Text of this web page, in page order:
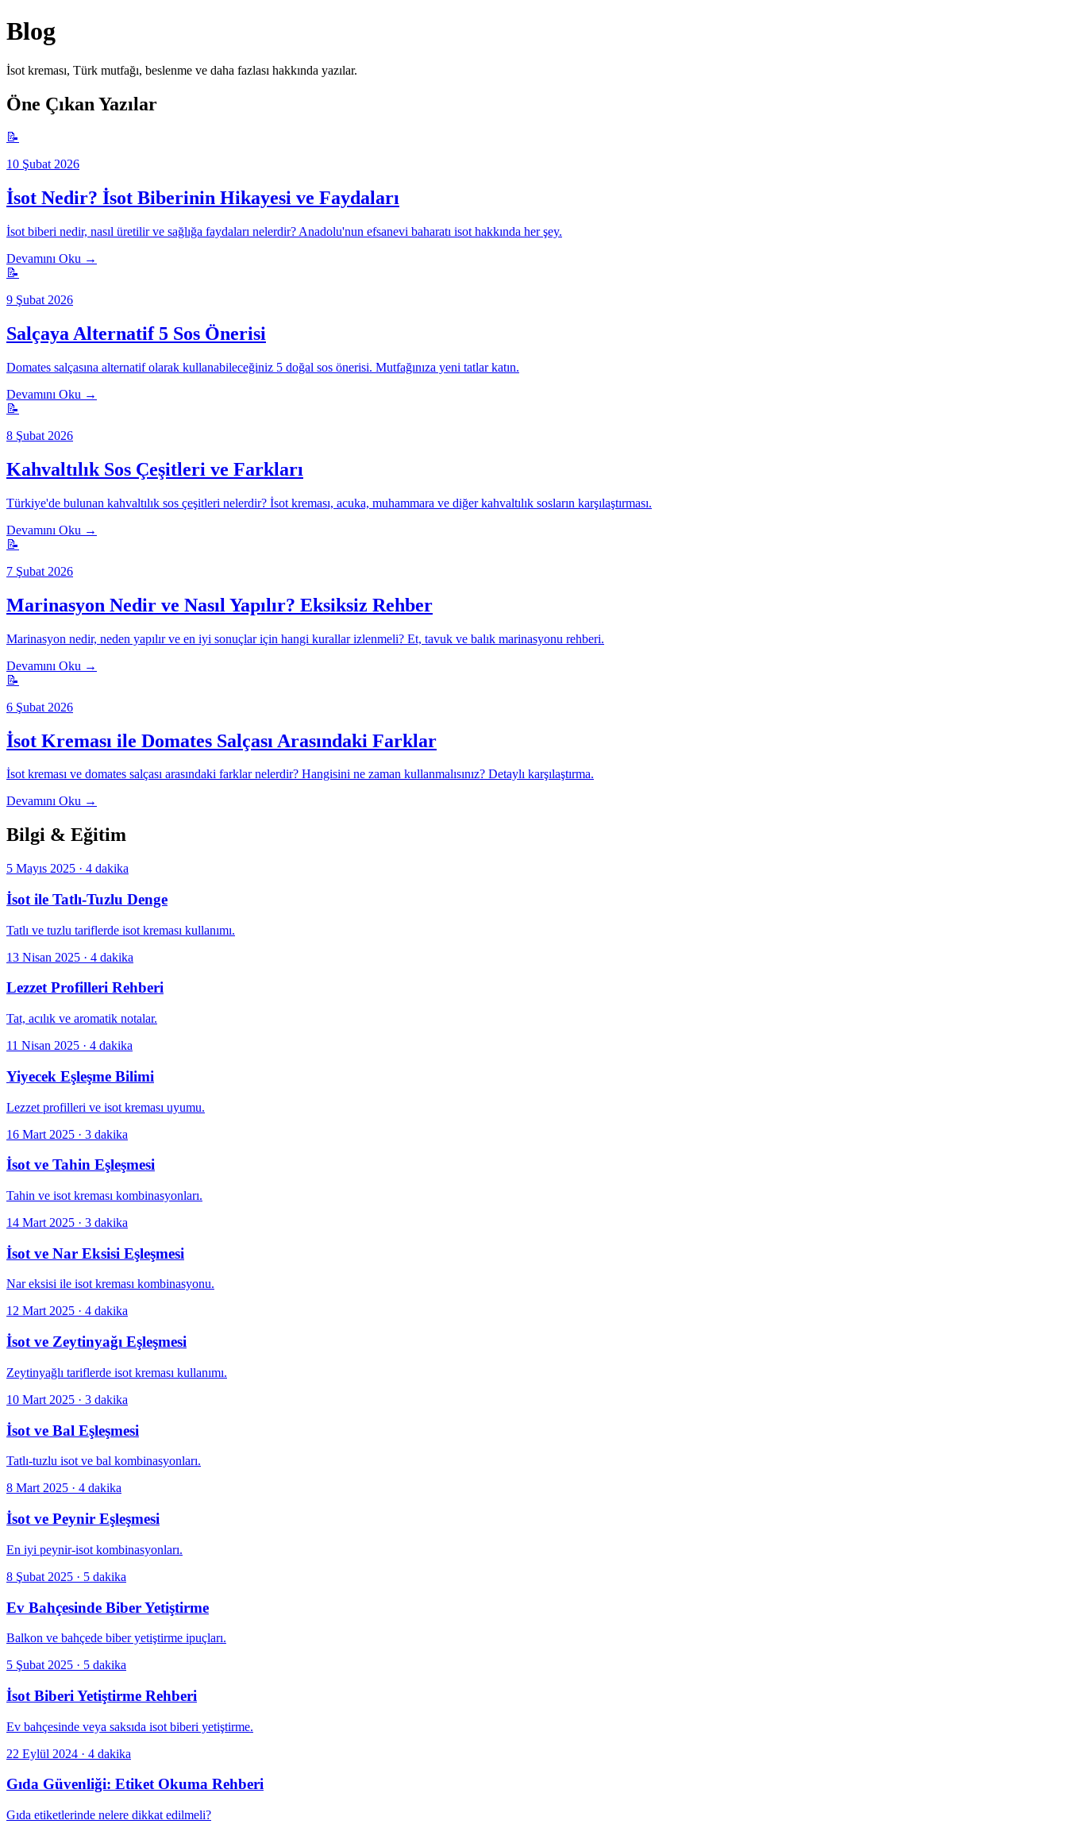
Blog
İsot kreması, Türk mutfağı, beslenme ve daha fazlası hakkında yazılar.
Öne Çıkan Yazılar
📝
10 Şubat 2026
İsot Nedir? İsot Biberinin Hikayesi ve Faydaları
İsot biberi nedir, nasıl üretilir ve sağlığa faydaları nelerdir? Anadolu'nun efsanevi baharatı isot hakkında her şey.
Devamını Oku →
📝
9 Şubat 2026
Salçaya Alternatif 5 Sos Önerisi
Domates salçasına alternatif olarak kullanabileceğiniz 5 doğal sos önerisi. Mutfağınıza yeni tatlar katın.
Devamını Oku →
📝
8 Şubat 2026
Kahvaltılık Sos Çeşitleri ve Farkları
Türkiye'de bulunan kahvaltılık sos çeşitleri nelerdir? İsot kreması, acuka, muhammara ve diğer kahvaltılık sosların karşılaştırması.
Devamını Oku →
📝
7 Şubat 2026
Marinasyon Nedir ve Nasıl Yapılır? Eksiksiz Rehber
Marinasyon nedir, neden yapılır ve en iyi sonuçlar için hangi kurallar izlenmeli? Et, tavuk ve balık marinasyonu rehberi.
Devamını Oku →
📝
6 Şubat 2026
İsot Kreması ile Domates Salçası Arasındaki Farklar
İsot kreması ve domates salçası arasındaki farklar nelerdir? Hangisini ne zaman kullanmalısınız? Detaylı karşılaştırma.
Devamını Oku →
Bilgi & Eğitim
5 Mayıs 2025 · 4 dakika
İsot ile Tatlı-Tuzlu Denge
Tatlı ve tuzlu tariflerde isot kreması kullanımı.
13 Nisan 2025 · 4 dakika
Lezzet Profilleri Rehberi
Tat, acılık ve aromatik notalar.
11 Nisan 2025 · 4 dakika
Yiyecek Eşleşme Bilimi
Lezzet profilleri ve isot kreması uyumu.
16 Mart 2025 · 3 dakika
İsot ve Tahin Eşleşmesi
Tahin ve isot kreması kombinasyonları.
14 Mart 2025 · 3 dakika
İsot ve Nar Eksisi Eşleşmesi
Nar eksisi ile isot kreması kombinasyonu.
12 Mart 2025 · 4 dakika
İsot ve Zeytinyağı Eşleşmesi
Zeytinyağlı tariflerde isot kreması kullanımı.
10 Mart 2025 · 3 dakika
İsot ve Bal Eşleşmesi
Tatlı-tuzlu isot ve bal kombinasyonları.
8 Mart 2025 · 4 dakika
İsot ve Peynir Eşleşmesi
En iyi peynir-isot kombinasyonları.
8 Şubat 2025 · 5 dakika
Ev Bahçesinde Biber Yetiştirme
Balkon ve bahçede biber yetiştirme ipuçları.
5 Şubat 2025 · 5 dakika
İsot Biberi Yetiştirme Rehberi
Ev bahçesinde veya saksıda isot biberi yetiştirme.
22 Eylül 2024 · 4 dakika
Gıda Güvenliği: Etiket Okuma Rehberi
Gıda etiketlerinde nelere dikkat edilmeli?